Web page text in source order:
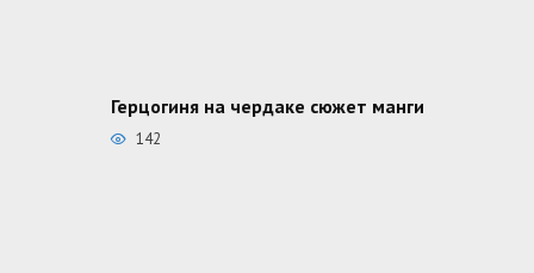
Герцогиня на чердаке сюжет манги
142